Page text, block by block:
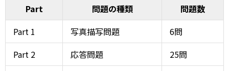
Part 問題の種類
問題数
Part 1
写真描写問題
6問
Part 2
応答問題 25問